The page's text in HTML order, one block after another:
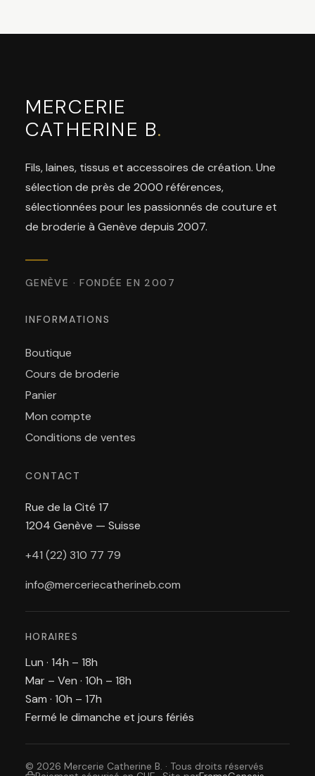
MERCERIE
CATHERINE B.
Fils, laines, tissus et accessoires de création. Une
sélection de près de 2000 références,
sélectionnées pour les passionnés de couture et
de broderie à Genève depuis 2007.
GENÈVE · FONDÉE EN 2007
INFORMATIONS
Boutique
Cours de broderie
Panier
Mon compte
Conditions de ventes
CONTACT
Rue de la Cité 17
1204 Genève — Suisse
+41 (22) 310 77 79
info@merceriecatherineb.com
HORAIRES
Lun · 14h – 18h
Mar – Ven · 10h – 18h
Sam · 10h – 17h
Fermé le dimanche et jours fériés
© 2026 Mercerie Catherine B. · Tous droits réservés